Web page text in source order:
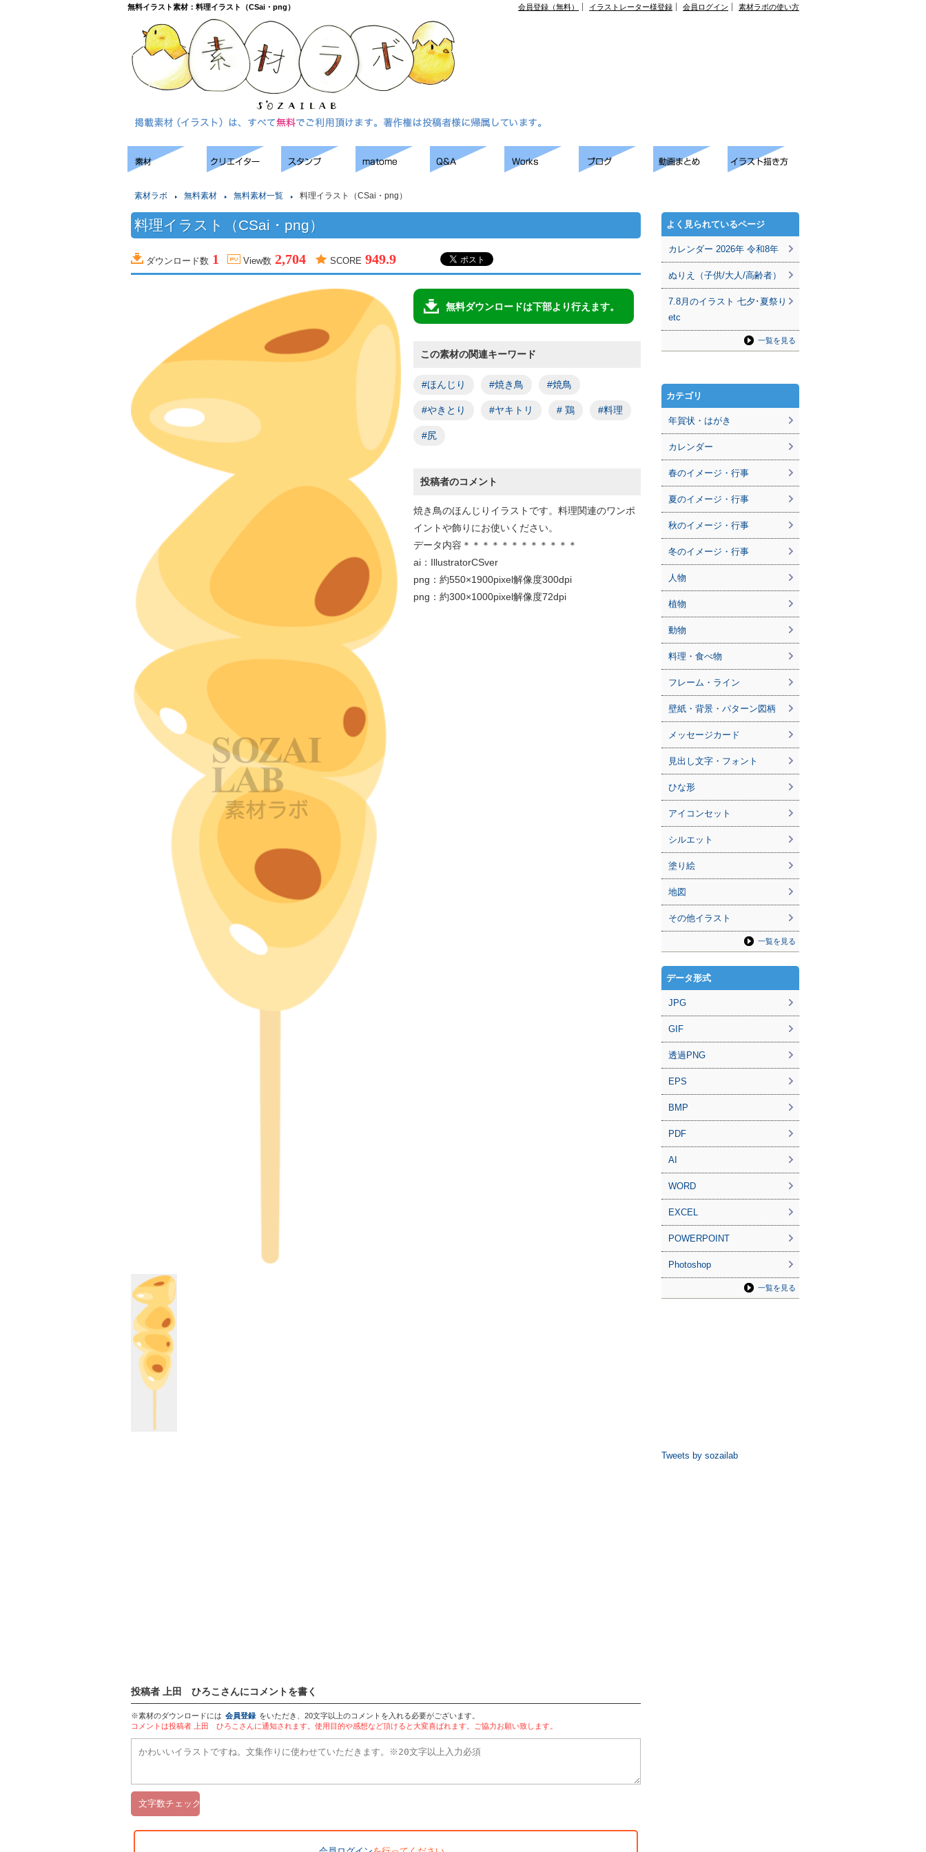
無料イラスト素材：料理イラスト（CSai・png） 会員登録（無料） イラストレーター様登録 会員ログイン 素材ラボの使い方
素材ラボ 無料素材 無料素材一覧 料理イラスト（CSai・png）
料理イラスト（CSai・png）
ダウンロード数 1 View数 2,704 SCORE 949.9
無料ダウンロードは下部より行えます。
この素材の関連キーワード
#ほんじり #焼き鳥 #焼鳥
#やきとり #ヤキトリ # 鶏 #料理
#尻
投稿者のコメント
焼き鳥のほんじりイラストです。料理関連のワンポ
イントや飾りにお使いください。
データ内容＊＊＊＊＊＊＊＊＊＊＊＊
ai：IllustratorCSver
png：約550×1900pixel解像度300dpi
png：約300×1000pixel解像度72dpi
投稿者 上田 ひろこさんにコメントを書く
※素材のダウンロードには 会員登録 をいただき、20文字以上のコメントを入れる必要がございます。
コメントは投稿者 上田 ひろこさんに通知されます。使用目的や感想など頂けると大変喜ばれます。ご協力お願い致します。
よく見られているページ
カレンダー 2026年 令和8年
ぬりえ（子供/大人/高齢者）
7.8月のイラスト 七夕･夏祭り
etc
一覧を見る
カテゴリ
年賀状・はがき
カレンダー
春のイメージ・行事
夏のイメージ・行事
秋のイメージ・行事
冬のイメージ・行事
人物
植物
動物
料理・食べ物
フレーム・ライン
壁紙・背景・パターン図柄
メッセージカード
見出し文字・フォント
ひな形
アイコンセット
シルエット
塗り絵
地図
その他イラスト
一覧を見る
データ形式
JPG
GIF
透過PNG
EPS
BMP
PDF
AI
WORD
EXCEL
POWERPOINT
Photoshop
一覧を見る
Tweets by sozailab